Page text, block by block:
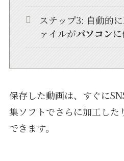
ステップ3: 自動的
ァイルがパソコン
保存した動画は、すぐに
集ソフトでさらに加工した
できます。